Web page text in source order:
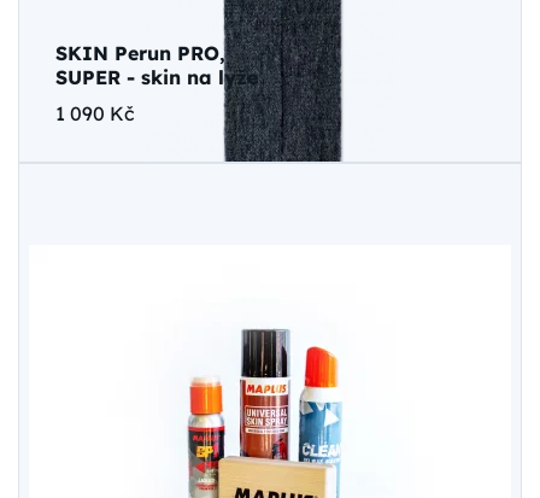
SKIN Perun PRO,
SUPER - skin na lyže
1 090 Kč